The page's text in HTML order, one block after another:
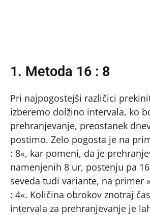
1. Metoda 16 : 8
Pri najpogostejši različici
izberemo dolžino intervala, ko
prehranjevanje, preostanek
postimo. Zelo pogosta je na
: 8«, kar pomeni, da je
namenjenih 8 ur, postenju pa
seveda tudi variante, na primer
: 4«. Količina obrokov znotraj
intervala za prehranjevanje je